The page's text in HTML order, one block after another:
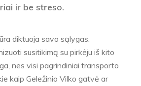
ir be streso.
diktuoja savo sąlygas.
susitikimą su pirkėju iš kito
nes visi pagrindiniai transporto
kaip Geležinio Vilko gatvė ar